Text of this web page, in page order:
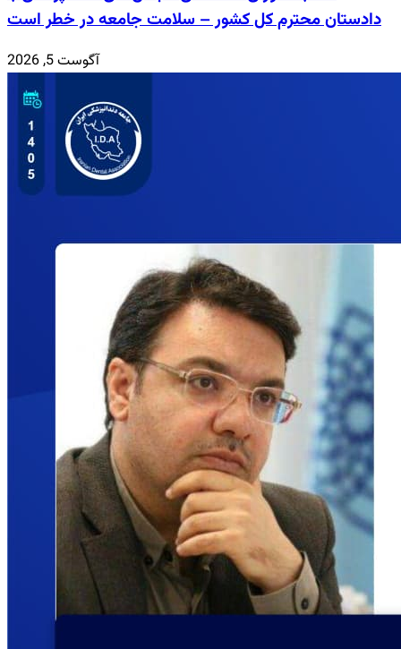
دادستان محترم کل کشور – سلامت جامعه در خطر است
آگوست 5, 2026